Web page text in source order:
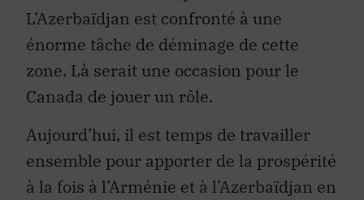
L’Azerbaïdjan est confronté à une
énorme tâche de déminage de cette
zone. Là serait une occasion pour le
Canada de jouer un rôle.
Aujourd’hui, il est temps de travailler
ensemble pour apporter de la prospérité
à la fois à l’Arménie et à l’Azerbaïdjan en